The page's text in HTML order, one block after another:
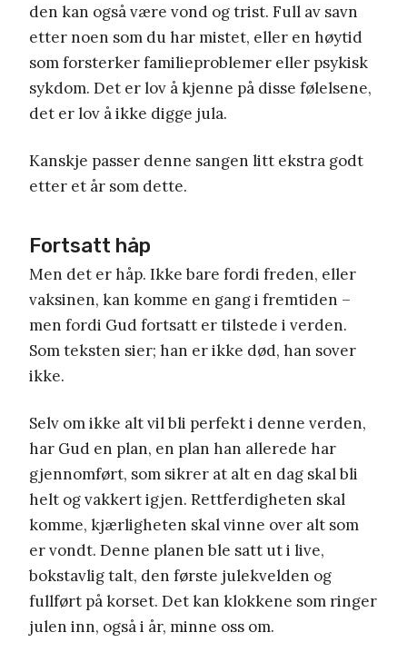
den kan også være vond og trist. Full av savn
etter noen som du har mistet, eller en høytid
som forsterker familieproblemer eller psykisk
sykdom. Det er lov å kjenne på disse følelsene,
det er lov å ikke digge jula.
Kanskje passer denne sangen litt ekstra godt
etter et år som dette.
Fortsatt håp
Men det er håp. Ikke bare fordi freden, eller
vaksinen, kan komme en gang i fremtiden –
men fordi Gud fortsatt er tilstede i verden.
Som teksten sier; han er ikke død, han sover
ikke.
Selv om ikke alt vil bli perfekt i denne verden,
har Gud en plan, en plan han allerede har
gjennomført, som sikrer at alt en dag skal bli
helt og vakkert igjen. Rettferdigheten skal
komme, kjærligheten skal vinne over alt som
er vondt. Denne planen ble satt ut i live,
bokstavlig talt, den første julekvelden og
fullført på korset. Det kan klokkene som ringer
julen inn, også i år, minne oss om.